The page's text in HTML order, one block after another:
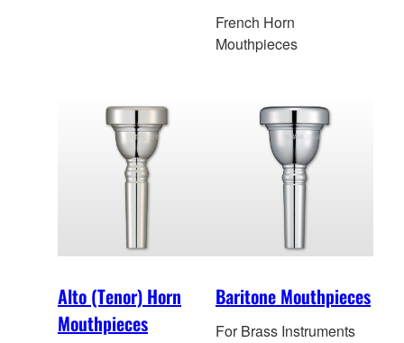
French Horn
Mouthpieces
Alto (Tenor) Horn
Mouthpieces
Baritone Mouthpieces
For Brass Instruments